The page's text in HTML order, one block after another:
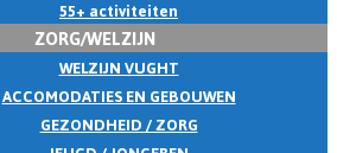
55+ activiteiten
ZORG/WELZIJN
WELZIJN VUGHT
ACCOMODATIES EN GEBOUWEN
GEZONDHEID / ZORG